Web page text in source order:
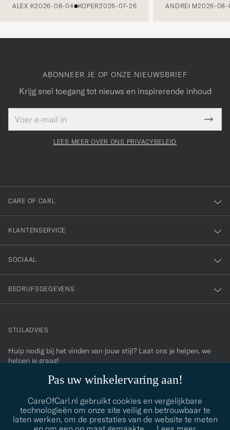
ALEX K2026-08-04 KOPER2026-07-26 ANDREI M2026-08-
Pas uw winkelervaring aan!
CareOfCarl.nl gebruikt cookies en vergelijkbare
technologieën om onze site veilig en betrouwbaar te
laten werken, om de prestaties van de website te meten
ABONNEER JE OP ONZE NIEUWSBRIEF
Krijg snel toegang tot nieuws en inspirerende inhoud
mailadres
veldBedankt
voor
onze
nieuwsbrief!
LEES MEER OVER ONS PRIVACYBELEID
CARE OF CARL
KLANTENSERVICE
SOCIAAL
BEDRIJFSGEGEVENS
contact@careofcarl.com
STIJLADVIES
Hulp nodig bij het vinden van jouw stijl? Laat ons je helpen, we
helpen je graag!
STIJLADVIES
© Care of Carl 2026